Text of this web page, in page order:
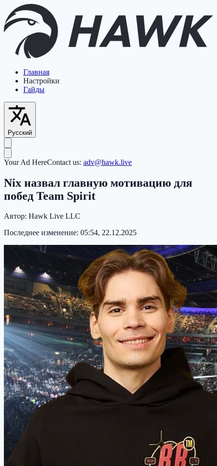
Главная
Настройки
Гайды
Русский
Your Ad HereContact us: adv@hawk.live
Nix назвал главную мотивацию для
побед Team Spirit
Автор: Hawk Live LLC
Последнее изменение: 05:54, 22.12.2025